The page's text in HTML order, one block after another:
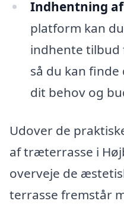
Indhentning
platform kan
indhente tilbud
så du kan
dit behov og
Udover de
af træterrasse i
overveje de
terrasse fremstår